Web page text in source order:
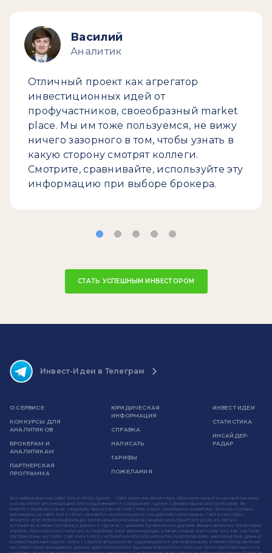
Василий
Аналитик
Отличный проект как агрегатор
инвестиционных идей от
профучастников, своеобразный market
place. Мы им тоже пользуемся, не вижу
ничего зазорного в том, чтобы узнать в
какую сторону смотрят коллеги.
Смотрите, сравнивайте, используйте эту
информацию при выборе брокера.
СТАТЬ УСПЕШНЫМ ИНВЕСТОРОМ
Инвест-Идеи в Телеграм
О СЕРВИСЕ
КОНКУРСЫ ДЛЯ
АНАЛИТИКОВ
БРОКЕРАМ И
АНАЛИТИКАМ
ПАРТНЕРСКАЯ
ПРОГРАММА
ЮРИДИЧЕСКАЯ
ИНФОРМАЦИЯ
СПРАВКА
НАПИСАТЬ
ТАРИФЫ
ПОЖЕЛАНИЯ
ИНВЕСТ ИДЕИ
СТАТИСТИКА
ИНСАЙДЕР-
РАДАР
Вся информация на сайте invest-idei.ru (далее - Сайт) носит исключительно образовательный и научный характер
и не является рекомендацией или предложением к совершению сделок с финансовыми инструментами. Вы
можете следовать или не следовать прогнозам на свой страх и риск. Компании и аналитики, прогнозы которых
размещены на сайте invest-idei.ru, являются независимыми от создателей сайта лицами. Сайт invest-idei.ru
является агрегатором информации, размещенной указанными лицами на интернет-ресурсах и в прочих
источниках, а также публичных данных о сделках с ценными бумагами или другими финансовыми инструментами.
Клиенты брокеров могут получать по подписке иные рекомендации, а также раньше или позже того, как они были
опубликованы на Сайте. Сайт invest-idei.ru не берет на себя обязательство корректировать аналитические данные
и инвестиционные идеи в связи с утратой актуальности содержащейся в них информации, а также при выявлении
несоответствия приводимых данных действительности. Администрация invest-idei.ru не несет ответственности за